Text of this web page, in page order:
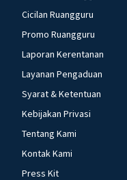
Cicilan Ruangguru
Promo Ruangguru
Laporan Kerentanan
Layanan Pengaduan
Syarat & Ketentuan
Kebijakan Privasi
Tentang Kami
Kontak Kami
Press Kit